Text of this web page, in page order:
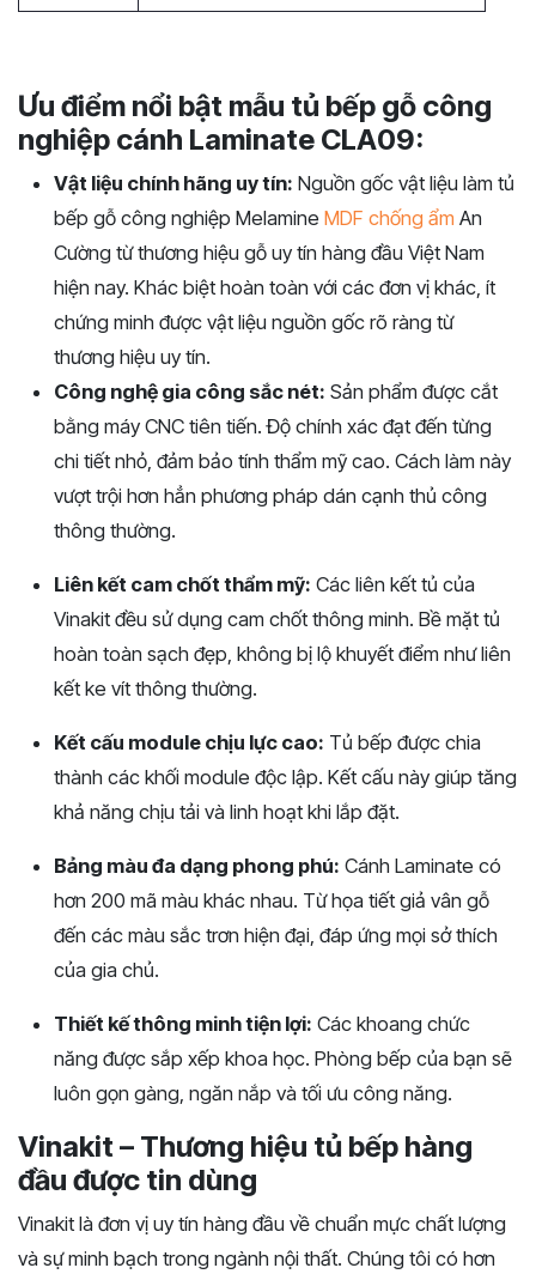
Ưu điểm nổi bật mẫu tủ bếp gỗ công
nghiệp cánh Laminate CLA09:
Vật liệu chính hãng uy tín: Nguồn gốc vật liệu làm tủ
bếp gỗ công nghiệp Melamine MDF chống ẩm An
Cường từ thương hiệu gỗ uy tín hàng đầu Việt Nam
hiện nay. Khác biệt hoàn toàn với các đơn vị khác, ít
chứng minh được vật liệu nguồn gốc rõ ràng từ
thương hiệu uy tín.
Công nghệ gia công sắc nét: Sản phẩm được cắt
bằng máy CNC tiên tiến. Độ chính xác đạt đến từng
chi tiết nhỏ, đảm bảo tính thẩm mỹ cao. Cách làm này
vượt trội hơn hẳn phương pháp dán cạnh thủ công
thông thường.
Liên kết cam chốt thẩm mỹ: Các liên kết tủ của
Vinakit đều sử dụng cam chốt thông minh. Bề mặt tủ
hoàn toàn sạch đẹp, không bị lộ khuyết điểm như liên
kết ke vít thông thường.
Kết cấu module chịu lực cao: Tủ bếp được chia
thành các khối module độc lập. Kết cấu này giúp tăng
khả năng chịu tải và linh hoạt khi lắp đặt.
Bảng màu đa dạng phong phú: Cánh Laminate có
hơn 200 mã màu khác nhau. Từ họa tiết giả vân gỗ
đến các màu sắc trơn hiện đại, đáp ứng mọi sở thích
của gia chủ.
Thiết kế thông minh tiện lợi: Các khoang chức
năng được sắp xếp khoa học. Phòng bếp của bạn sẽ
luôn gọn gàng, ngăn nắp và tối ưu công năng.
Vinakit – Thương hiệu tủ bếp hàng
đầu được tin dùng
Vinakit là đơn vị uy tín hàng đầu về chuẩn mực chất lượng
và sự minh bạch trong ngành nội thất. Chúng tôi có hơn